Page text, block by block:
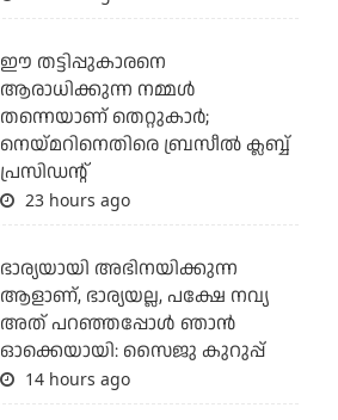
ഈ തട്ടിപ്പുകാരനെ
ആരാധിക്കുന്ന നമ്മള്‍
തന്നെയാണ് തെറ്റുകാര്‍;
നെയ്മറിനെതിരെ ബ്രസീല്‍ ക്ലബ്ബ്
പ്രസിഡന്റ്
23 hours ago
ഭാര്യയായി അഭിനയിക്കുന്ന
ആളാണ്, ഭാര്യയല്ല, പക്ഷേ നവ്യ
അത് പറഞ്ഞപ്പോള്‍ ഞാന്‍
ഓക്കെയായി: സൈജു കുറുപ്പ്
14 hours ago